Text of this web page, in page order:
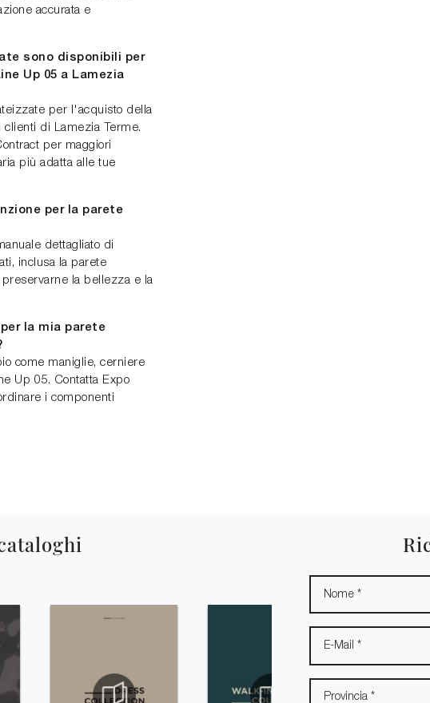
accurata e
sono disponibili per
Up 05 a Lamezia
per l'acquisto della
di Lamezia Terme.
per maggiori
più adatta alle tue
per la parete
dettagliato di
inclusa la parete
la bellezza e la
la mia parete
come maniglie, cerniere
Up 05. Contatta Expo
i componenti